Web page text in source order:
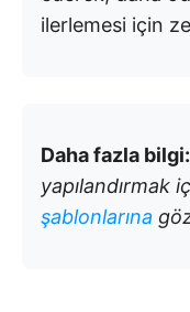
ilerlemesi için
Daha fazla bilgi:
yapılandırmak
şablonlarına